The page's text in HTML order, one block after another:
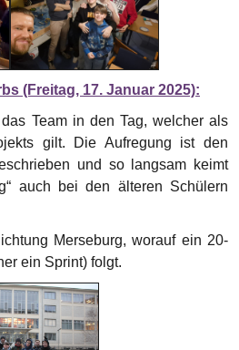
(Freitag, 17. Januar 2025):
Team in den Tag, welcher als
gilt. Die Aufregung ist den
und so langsam keimt
auch bei den älteren Schülern
Merseburg, worauf ein 20-
ein Sprint) folgt.